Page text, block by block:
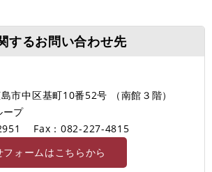
するお問い合わせ先
市中区基町10番52号 （南館３階）
ープ
Fax：082-227-4815
ォームはこちらから